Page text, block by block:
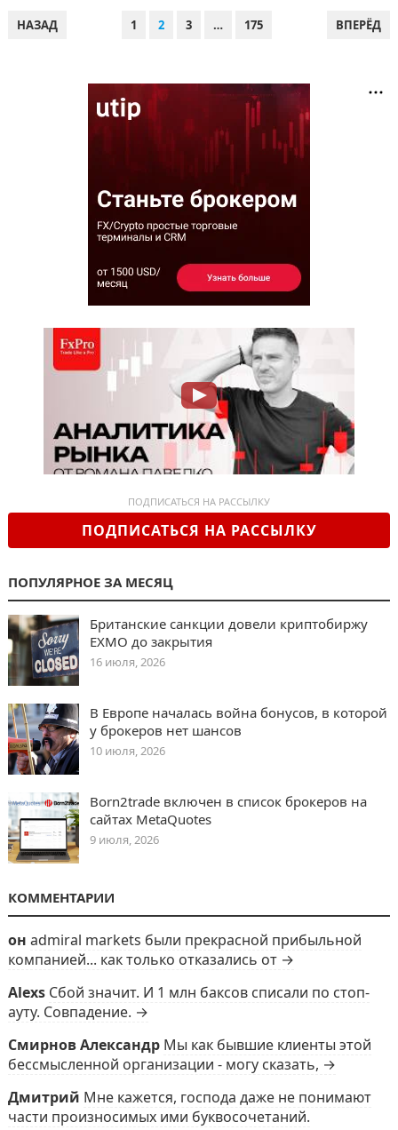
ПАГИНАЦИЯ
НАЗАД 1 2 3 … 175 ВПЕРЁД
ПОДПИСАТЬСЯ НА РАССЫЛКУ
ПОДПИСАТЬСЯ НА РАССЫЛКУ
ПОПУЛЯРНОЕ ЗА МЕСЯЦ
Британские санкции довели криптобиржу
EXMO до закрытия
16 июля, 2026
В Европе началась война бонусов, в которой
у брокеров нет шансов
10 июля, 2026
Born2trade включен в список брокеров на
сайтах MetaQuotes
9 июля, 2026
КОММЕНТАРИИ
он admiral markets были прекрасной прибыльной
компанией... как только отказались от →
Alexs Сбой значит. И 1 млн баксов списали по стоп-
ауту. Совпадение. →
Смирнов Александр Мы как бывшие клиенты этой
бессмысленной организации - могу сказать, →
Дмитрий Мне кажется, господа даже не понимают
части произносимых ими буквосочетаний.